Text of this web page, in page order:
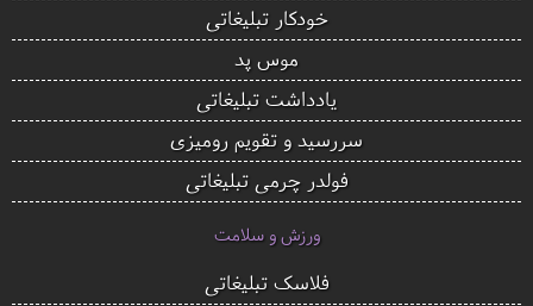
خودکار تبلیغاتی
موس پد
یادداشت تبلیغاتی
سررسید و تقویم رومیزی
فولدر چرمی تبلیغاتی
ورزش و سلامت
فلاسک تبلیغاتی